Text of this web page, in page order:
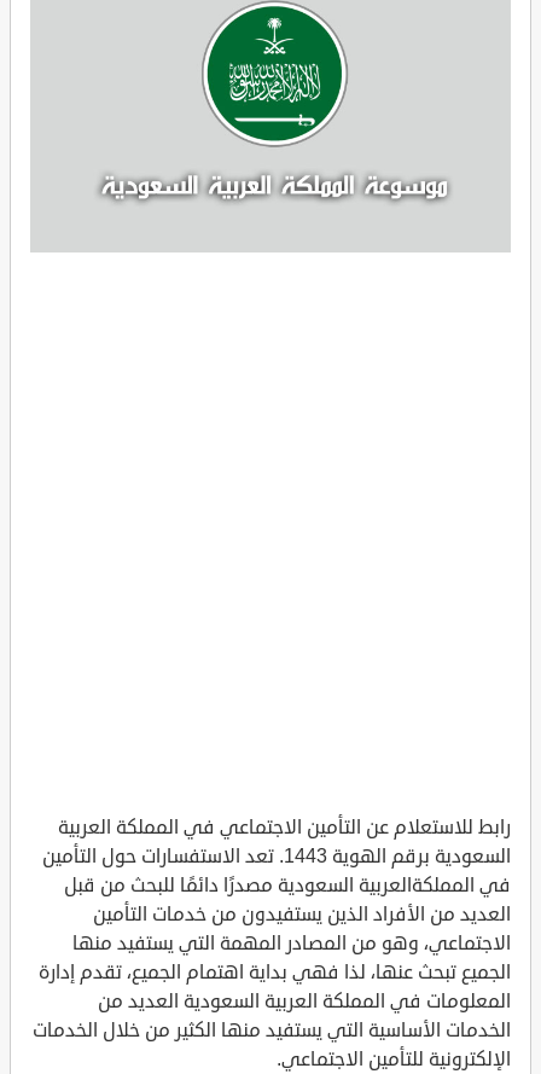
رابط للاستعلام عن التأمين الاجتماعي في المملكة العربية
السعودية برقم الهوية 1443. تعد الاستفسارات حول التأمين
في المملكةالعربية السعودية مصدرًا دائمًا للبحث من قبل
العديد من الأفراد الذين يستفيدون من خدمات التأمين
الاجتماعي، وهو من المصادر المهمة التي يستفيد منها
الجميع تبحث عنها، لذا فهي بداية اهتمام الجميع، تقدم إدارة
المعلومات في المملكة العربية السعودية العديد من
الخدمات الأساسية التي يستفيد منها الكثير من خلال الخدمات
الإلكترونية للتأمين الاجتماعي.